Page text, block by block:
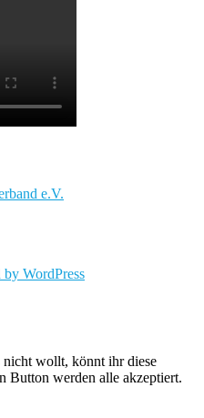
e.V.
by WordPress
wollt, könnt ihr diese
Button werden alle akzeptiert.